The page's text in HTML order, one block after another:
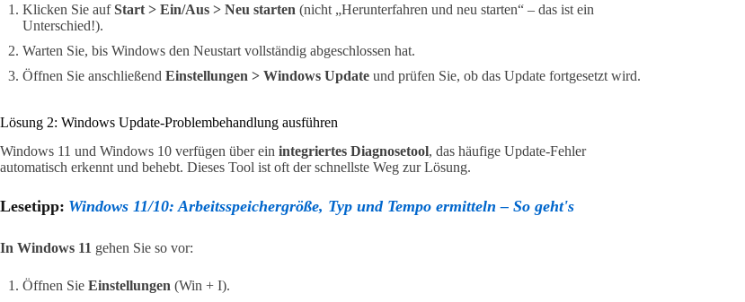
Klicken Sie aufStart > Ein/Aus > Neu starten (nicht „Herunterfahren und neu starten“ – das ist ein
Unterschied!).
Warten Sie, bis Windows den Neustart vollständig abgeschlossen hat.
Öffnen Sie anschließend Einstellungen > Windows Update und prüfen Sie, ob das Update fortgesetzt wird.
Lösung 2: Windows Update-Problembehandlung ausführen
Windows 11 und Windows 10 verfügen über ein integriertes Diagnosetool, das häufige Update-Fehler
automatisch erkennt und behebt. Dieses Tool ist oft der schnellste Weg zur Lösung.
Lesetipp: Windows 11/10: Arbeitsspeichergröße, Typ und Tempo ermitteln – So geht's
In Windows 11 gehen Sie so vor:
Öffnen Sie Einstellungen (Win + I).